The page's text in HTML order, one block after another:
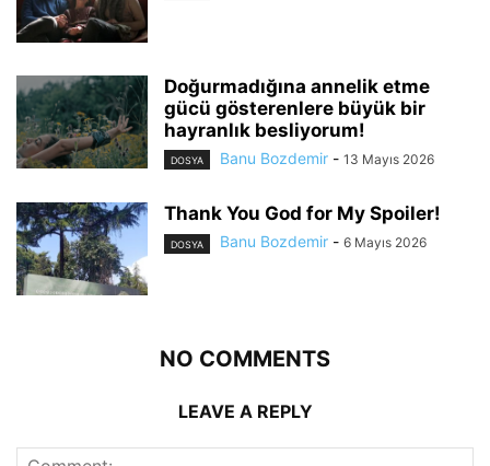
Doğurmadığına annelik etme
gücü gösterenlere büyük bir
hayranlık besliyorum!
DOSYA Banu Bozdemir - 13 Mayıs 2026
Thank You God for My Spoiler!
DOSYA Banu Bozdemir - 6 Mayıs 2026
NO COMMENTS
LEAVE A REPLY